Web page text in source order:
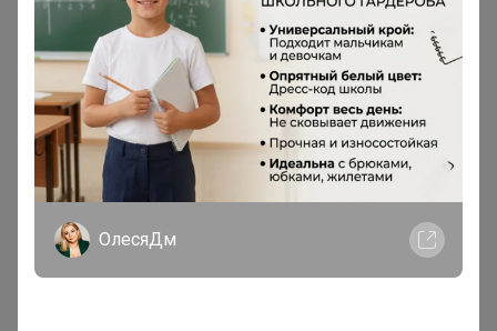
В Блоге у Ильи есть статья "Как починить кофе" - там
все самые распространенные ошибки приготовления
и как их можно исправить.
www.torrefacto.ru/blog/how-
to-fix-your-coffee/
‌Еще важно чистить кофемашину, особенно если
автомат. Остатки уже прикипевших, подгоревших
кофейных масел уничтожают вкус кофе добавляя в
чашку вкус старой пригаринки. Я после готовки
споласкиваю рожок, и кладу в чашку с водой. Рожок
ОлесяДм